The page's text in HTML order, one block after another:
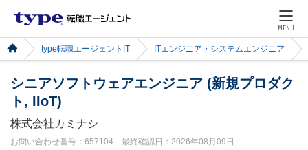
MENU
type転職エージェントIT ITエンジニア・システムエンジニア
シニアソフトウェアエンジニア (新規プロダク
ト, IIoT)
株式会社カミナシ
お問い合わせ番号：657104 最終確認日：2026年08月09日